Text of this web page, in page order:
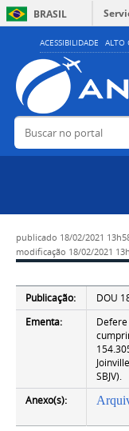
ACESSIBILIDADE ALTO
BRASIL
Buscar no portal
publicado 18/02/2021
modificação 18/02/2021
Publicação:
DOU
Ementa:
SBJV).
Anexo(s):